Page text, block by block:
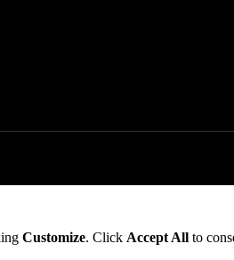
Customize. Click Accept All to